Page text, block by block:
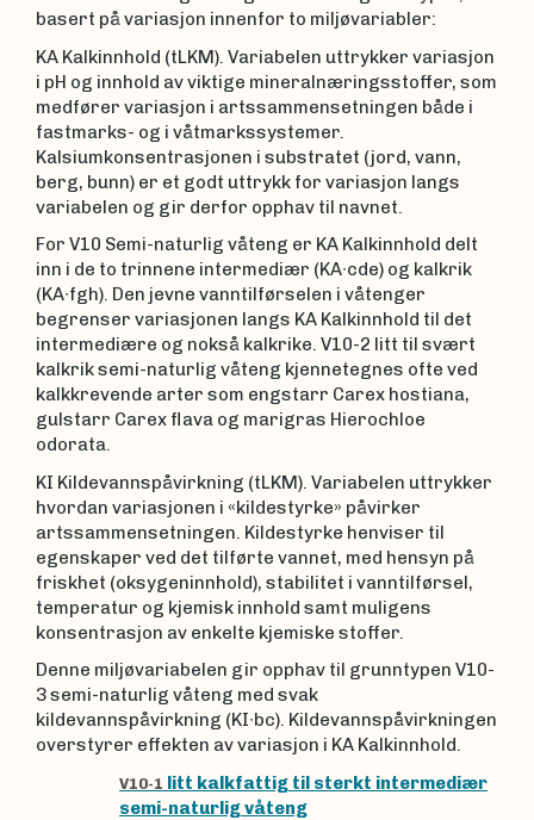
basert på variasjon innenfor to miljøvariabler:
KA Kalkinnhold (tLKM). Variabelen uttrykker variasjon
i pH og innhold av viktige mineralnæringsstoffer, som
medfører variasjon i artssammensetningen både i
fastmarks- og i våtmarkssystemer.
Kalsiumkonsentrasjonen i substratet (jord, vann,
berg, bunn) er et godt uttrykk for variasjon langs
variabelen og gir derfor opphav til navnet.
For V10 Semi-naturlig våteng er KA Kalkinnhold delt
inn i de to trinnene intermediær (KA∙cde) og kalkrik
(KA∙fgh). Den jevne vanntilførselen i våtenger
begrenser variasjonen langs KA Kalkinnhold til det
intermediære og nokså kalkrike. V10-2 litt til svært
kalkrik semi-naturlig våteng kjennetegnes ofte ved
kalkkrevende arter som engstarr Carex hostiana,
gulstarr Carex flava og marigras Hierochloe
odorata.
KI Kildevannspåvirkning (tLKM). Variabelen uttrykker
hvordan variasjonen i «kildestyrke» påvirker
artssammensetningen. Kildestyrke henviser til
egenskaper ved det tilførte vannet, med hensyn på
friskhet (oksygeninnhold), stabilitet i vanntilførsel,
temperatur og kjemisk innhold samt muligens
konsentrasjon av enkelte kjemiske stoffer.
Denne miljøvariabelen gir opphav til grunntypen V10-
3 semi-naturlig våteng med svak
kildevannspåvirkning (KI∙bc). Kildevannspåvirkningen
overstyrer effekten av variasjon i KA Kalkinnhold.
V10-1 litt kalkfattig til sterkt intermediær
semi-naturlig våteng